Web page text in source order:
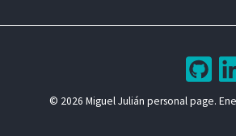
© 2026 Miguel Julián personal page.